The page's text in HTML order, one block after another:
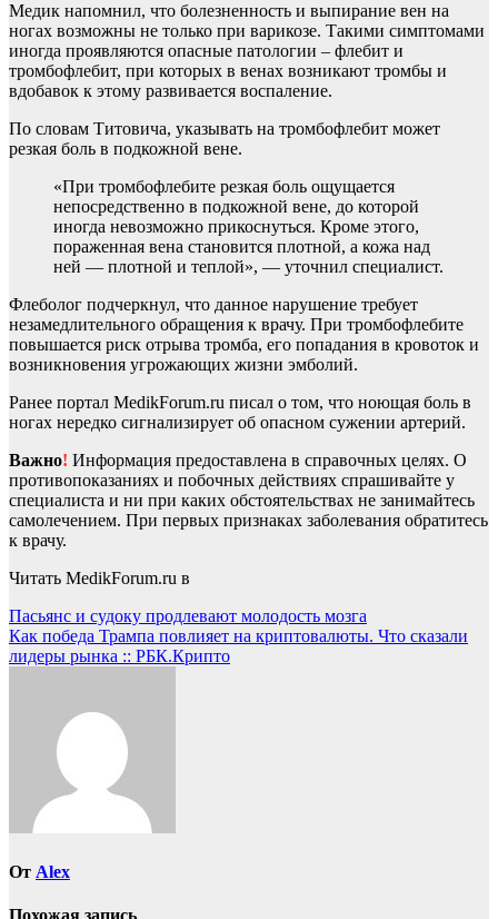
Медик напомнил, что болезненность и выпирание вен на
ногах возможны не только при варикозе. Такими симптомами
иногда проявляются опасные патологии – флебит и
тромбофлебит, при которых в венах возникают тромбы и
вдобавок к этому развивается воспаление.
По словам Титовича, указывать на тромбофлебит может
резкая боль в подкожной вене.
«При тромбофлебите резкая боль ощущается
непосредственно в подкожной вене, до которой
иногда невозможно прикоснуться. Кроме этого,
пораженная вена становится плотной, а кожа над
ней — плотной и теплой», — уточнил специалист.
Флеболог подчеркнул, что данное нарушение требует
незамедлительного обращения к врачу. При тромбофлебите
повышается риск отрыва тромба, его попадания в кровоток и
возникновения угрожающих жизни эмболий.
Ранее портал MedikForum.ru писал о том, что ноющая боль в
ногах нередко сигнализирует об опасном сужении артерий.
Важно! Информация предоставлена в справочных целях. О
противопоказаниях и побочных действиях спрашивайте у
специалиста и ни при каких обстоятельствах не занимайтесь
самолечением. При первых признаках заболевания обратитесь
к врачу.
Читать MedikForum.ru в
Навигация
по
Пасьянс и судоку продлевают молодость мозга
Как победа Трампа повлияет на криптовалюты. Что сказали
лидеры рынка :: РБК.Крипто
От Alex
Похожая запись